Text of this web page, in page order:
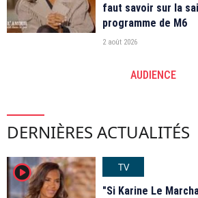
faut savoir sur la
programme de M6
2 août 2026
AUDIENCE
DERNIÈRES ACTUALITÉS
player2
TV
"Si Karine Le